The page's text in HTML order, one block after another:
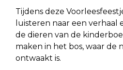
Tijdens deze
luisteren naar een verhaal
de dieren van de
maken in het bos, waar de
ontwaakt is.